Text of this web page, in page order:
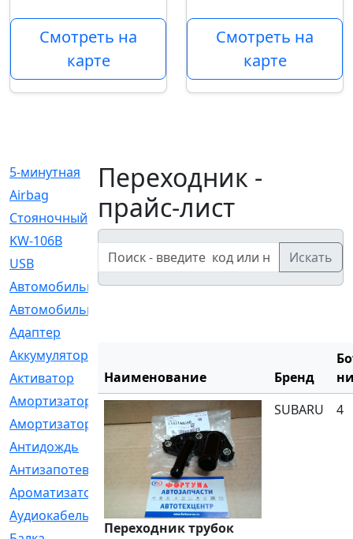
Смотреть на
карте
Смотреть на
карте
5-минутная
[1]
Airbag
[18]
Cтояночный
[1]
KW-106B
[0]
USB
[6]
Автомобильное
[6]
Автомобильный
Адаптер
Аккумулятор
Активатор
[1]
Амортизатор
[608]
Амортизаторы
[21]
Антидождь
[1]
Антизапотеватель
[1]
Ароматизатор
[35]
Аудиокабель
[2]
Переходник -
прайс-лист
Искать
Наименование Бренд
Переходник трубок
SUBARU 4